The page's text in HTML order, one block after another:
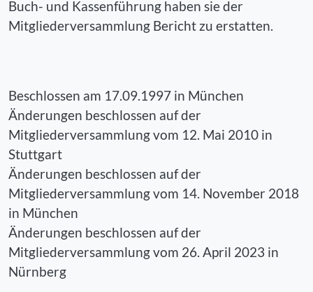
Buch- und Kassenführung haben sie der
Mitgliederversammlung Bericht zu erstatten.
Beschlossen am 17.09.1997 in München
Änderungen beschlossen auf der
Mitgliederversammlung vom 12. Mai 2010 in
Stuttgart
Änderungen beschlossen auf der
Mitgliederversammlung vom 14. November 2018
in München
Änderungen beschlossen auf der
Mitgliederversammlung vom 26. April 2023 in
Nürnberg